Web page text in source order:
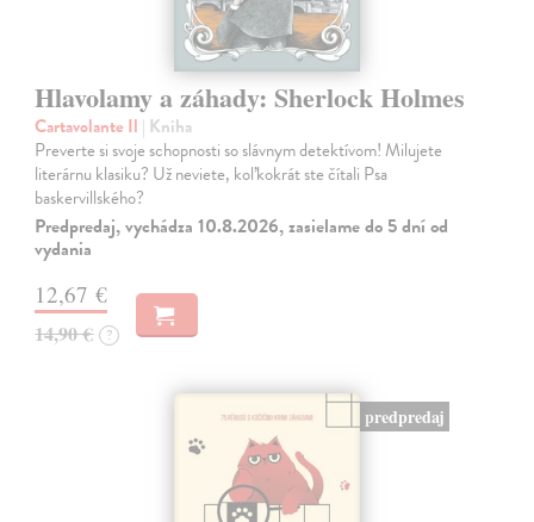
Hlavolamy a záhady: Sherlock Holmes
Cartavolante Il | Kniha
Preverte si svoje schopnosti so slávnym detektívom! Milujete
literárnu klasiku? Už neviete, koľkokrát ste čítali Psa
baskervillského?
Predpredaj, vychádza 10.8.2026, zasielame do 5 dní od
vydania
12,67 €
14,90 € ?
predpredaj